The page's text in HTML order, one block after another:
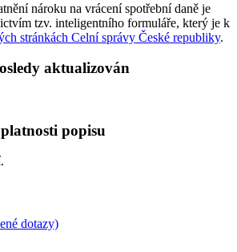
nároku na vrácení spotřební daně je
tzv. inteligentního formuláře, který je k
stránkách Celní správy České republiky.
aktualizován
popisu
dotazy)